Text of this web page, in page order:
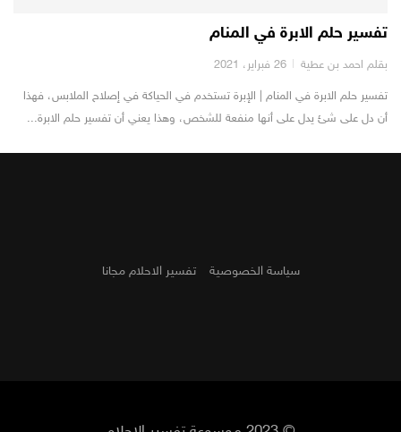
تفسير حلم الابرة في المنام
بقلم احمد بن عطية 26 فبراير، 2021
تفسير حلم الابرة في المنام | الإبرة تستخدم في الحياكة في إصلاح الملابس، فهذا
أن دل على شئ يدل على أنها منفعة للشخص، وهذا يعني أن تفسير حلم الابرة...
سياسة الخصوصية تفسير الاحلام مجانا